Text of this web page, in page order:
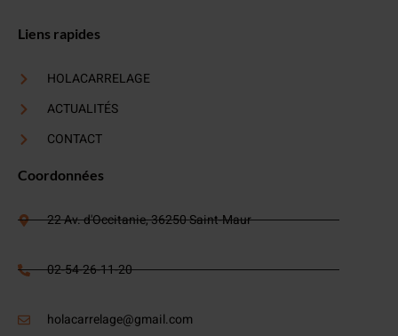
Liens rapides
HOLACARRELAGE
ACTUALITÉS
CONTACT
Coordonnées
22 Av. d'Occitanie, 36250 Saint-Maur
02-54-26-11-20
holacarrelage@gmail.com